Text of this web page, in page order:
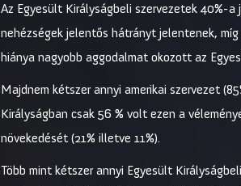
Az Egyesült Királyságbeli szervezetek 40%-
nehézségek jelentős hátrányt jelentenek,
hiánya nagyobb aggodalmat okozott az
Majdnem kétszer annyi amerikai szervezet
Királyságban csak 56 % volt ezen a
növekedését (21% illetve 11%).
Több mint kétszer annyi Egyesült